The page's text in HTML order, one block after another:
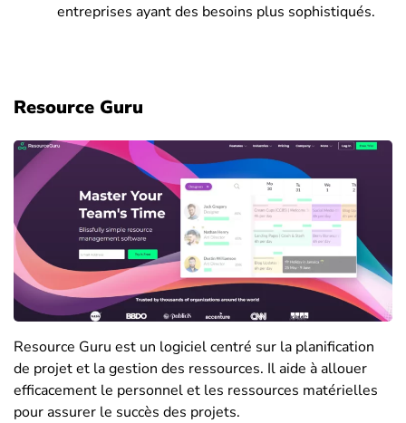
entreprises ayant des besoins plus sophistiqués.
Resource Guru
Resource Guru est un logiciel centré sur la planification
de projet et la gestion des ressources. Il aide à allouer
efficacement le personnel et les ressources matérielles
pour assurer le succès des projets.